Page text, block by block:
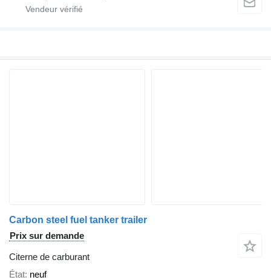
Carbon steel fuel tanker trailer​
Prix sur demande
Citerne de carburant
État neuf